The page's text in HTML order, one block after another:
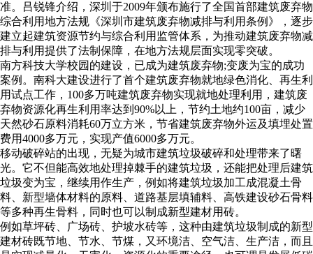
准。吕锐锋介绍，深圳于2009年颁布施行了全国首部建筑废弃物
综合利用地方法规《深圳市建筑废弃物减排与利用条例》，逐步
建立起建筑资源节约与综合利用监管体系，为推动建筑废弃物减
排与利用提供了法制保障，在地方法规层面实现零突破。
南方科技大学校园的建设，已成为建筑废弃物;变废为宝的成功
案例。南科大建设进行了首个建筑废弃物就地绿色消化、再生利
用试点工作，100多万吨建筑废弃物实现就地处理利用，建筑废
弃物资源化再生利用率达到90%以上，节约土地约100亩，减少
天然砂石原料消耗60万立方米，节省建筑废弃物外运及填埋处置
费用4000多万元，实现产值6000多万元。
移动破碎站的出现，无疑为城市建筑垃圾破碎和处理带来了曙
光。它不但能高效地处理掉棘手的建筑垃圾，还能把处理后建筑
垃圾变为宝，继续用作生产，例如将建筑垃圾加工成混凝土骨
料、新型墙体材料的原料、道路基层填辅料、高铁建设砂石骨料
等多种再生骨料，同时也可以制成新型建材用砖。
例如草坪砖、广场砖、护坡水砖等，这种由建筑垃圾制成的新型
建材砖既节地、节水、节煤，又环境洁、空气洁、生产洁，而且